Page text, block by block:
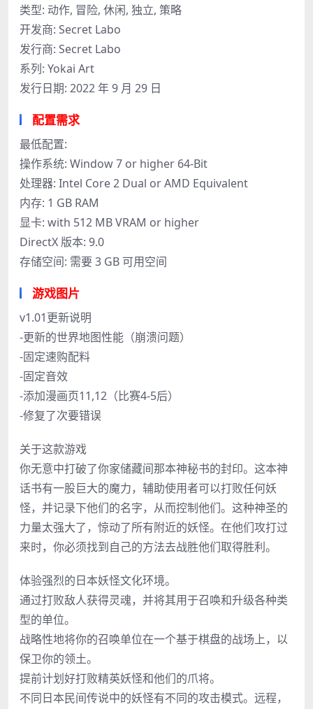
类型: 动作, 冒险, 休闲, 独立, 策略
开发商: Secret Labo
发行商: Secret Labo
系列: Yokai Art
发行日期: 2022 年 9 月 29 日
配置需求
最低配置:
操作系统: Window 7 or higher 64-Bit
处理器: Intel Core 2 Dual or AMD Equivalent
内存: 1 GB RAM
显卡: with 512 MB VRAM or higher
DirectX 版本: 9.0
存储空间: 需要 3 GB 可用空间
游戏图片
v1.01更新说明
-更新的世界地图性能（崩溃问题）
-固定速购配料
-固定音效
-添加漫画页11,12（比赛4-5后）
-修复了次要错误
关于这款游戏
你无意中打破了你家储藏间那本神秘书的封印。这本神
话书有一股巨大的魔力，辅助使用者可以打败任何妖
怪，并记录下他们的名字，从而控制他们。这种神圣的
力量太强大了，惊动了所有附近的妖怪。在他们攻打过
来时，你必须找到自己的方法去战胜他们取得胜利。
体验强烈的日本妖怪文化环境。
通过打败敌人获得灵魂，并将其用于召唤和升级各种类
型的单位。
战略性地将你的召唤单位在一个基于棋盘的战场上，以
保卫你的领土。
提前计划好打败精英妖怪和他们的爪将。
不同日本民间传说中的妖怪有不同的攻击模式。远程，